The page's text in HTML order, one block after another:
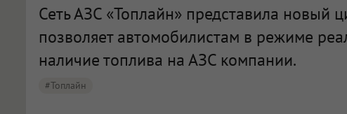
Сеть АЗС «Топлайн» представила новый
позволяет автомобилистам в режиме
наличие топлива на АЗС компании.
#Топлайн